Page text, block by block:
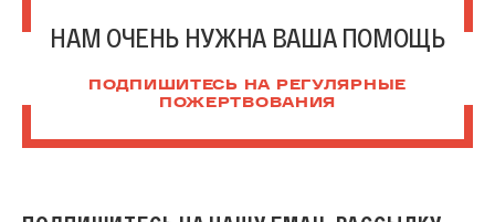
НАМ ОЧЕНЬ НУЖНА ВАША ПОМОЩЬ
ПОДПИШИТЕСЬ НА РЕГУЛЯРНЫЕ
ПОЖЕРТВОВАНИЯ